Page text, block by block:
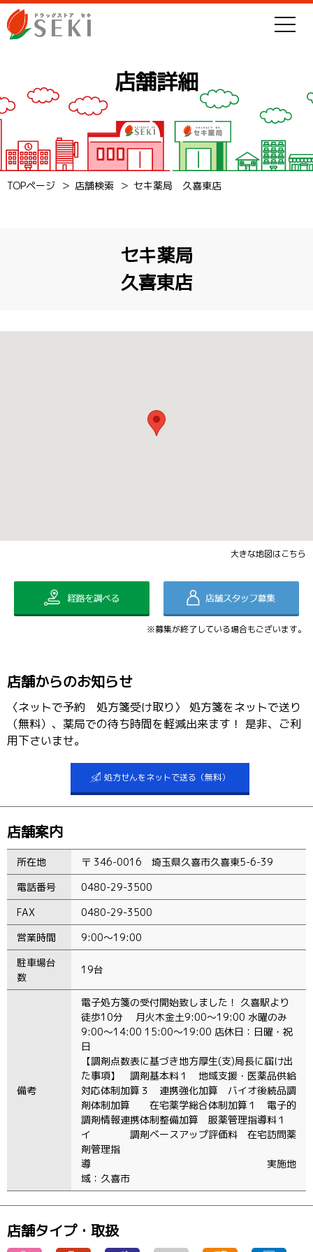
店舗詳細
TOPページ 店舗検索 セキ薬局 久喜東店
セキ薬局
久喜東店
大きな地図はこちら
※募集が終了している場合もございます。
店舗からのお知らせ
〈ネットで予約 処方箋受け取り〉 処方箋をネットで送り
（無料）、薬局での待ち時間を軽減出来ます！ 是非、ご利
用下さいませ。
処方せんをネットで送る（無料）
店舗案内
所在地
〒 346-0016 埼玉県久喜市久喜東5-6-39
電話番号
0480-29-3500
FAX
0480-29-3500
営業時間
9:00〜19:00
駐車場台
数
19台
備考
電子処方箋の受付開始致しました！ 久喜駅より
徒歩10分 月火木金土9:00～19:00 水曜のみ
9:00～14:00 15:00～19:00 店休日：日曜・祝
日
【調剤点数表に基づき地方厚生(支)局長に届け出
た事項】 調剤基本料１ 地域支援・医薬品供給
対応体制加算３ 連携強化加算 バイオ後続品調
剤体制加算 在宅薬学総合体制加算１ 電子的
調剤情報連携体制整備加算 服薬管理指導料１
イ 調剤ベースアップ評価料 在宅訪問薬
剤管理指
導 実施地
域：久喜市
店舗タイプ・取扱